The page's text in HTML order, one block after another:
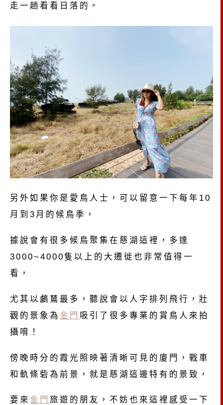
走一趟看看日落的。
另外如果你是愛鳥人士，可以留意一下每年10
月到3月的候鳥季，
據說會有很多候鳥聚集在慈湖這裡，多達
3000~4000隻以上的大遷徙也非常值得一
看，
尤其以鸕鶿最多，聽說會以人字排列飛行，壯
觀的景象為 金門 吸引了很多專業的賞鳥人來拍
攝唷！
傍晚時分的霞光照映著清晰可見的廈門，戰車
和軌條砦為前景，就是慈湖這邊特有的景致，
要來 金門 旅遊的朋友，不妨也來這裡感受一下